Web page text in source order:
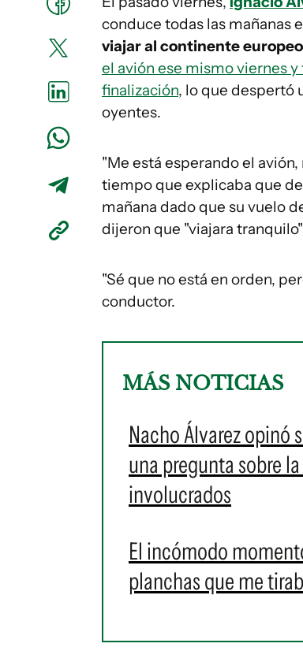
conduce todas las mañanas
viajar al continente
el avión ese mismo viernes
finalización, lo que despertó
oyentes.
"Me está esperando el
tiempo que explicaba que
mañana dado que su vuelo
dijeron que "viajara
"Sé que no está en orden,
conductor.
MÁS NOTICIAS
Nacho Álvarez opinó
una pregunta sobre
involucrados
El incómodo
planchas que me